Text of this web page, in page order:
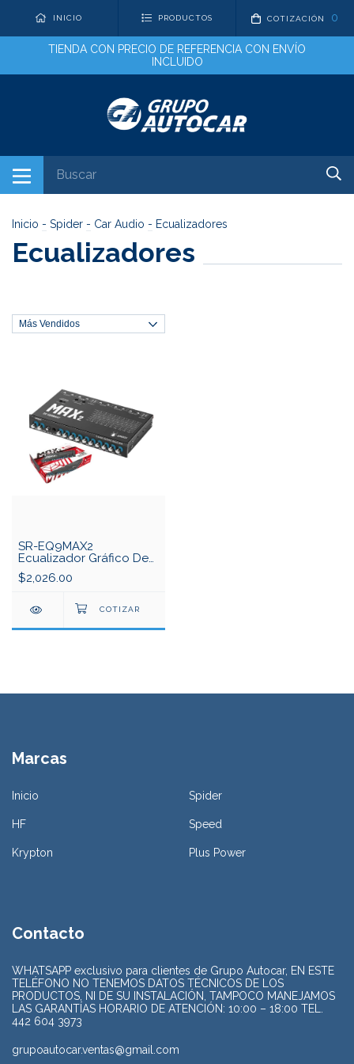
INICIO PRODUCTOS COTIZACIÓN 0
TIENDA CON PRECIO DE REFERENCIA CON ENVÍO
INCLUIDO
Inicio - Spider - Car Audio - Ecualizadores
Ecualizadores
SR-EQ9MAX2
Ecualizador Gráfico De
9 Bandas
$2,026.00
Marcas
Inicio Spider
HF Speed
Krypton Plus Power
Contacto
WHATSAPP exclusivo para clientes de Grupo Autocar, EN ESTE
TELÉFONO NO TENEMOS DATOS TÉCNICOS DE LOS
PRODUCTOS, NI DE SU INSTALACIÓN, TAMPOCO MANEJAMOS
LAS GARANTÍAS HORARIO DE ATENCIÓN: 10:00 – 18:00 TEL.
442 604 3973
grupoautocar.ventas@gmail.com